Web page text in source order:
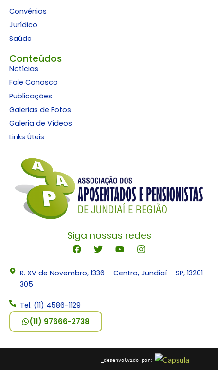
Convênios
Jurídico
Saúde
Conteúdos
Notícias
Fale Conosco
Publicações
Galerias de Fotos
Galeria de Vídeos
Links Úteis
Siga nossas redes
R. XV de Novembro, 1336 – Centro, Jundiaí – SP, 13201-
305
Tel. (11) 4586-1129
(11) 97666-2738
_desenvolvido por: